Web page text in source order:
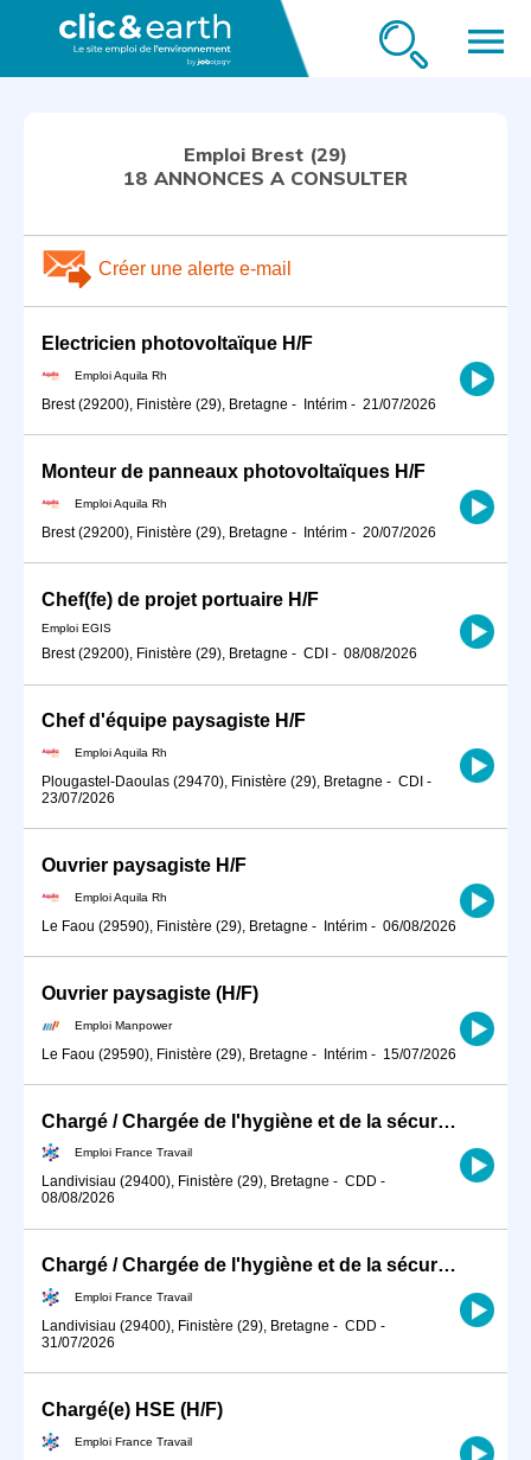
menu
Emploi Brest (29)
18 ANNONCES A CONSULTER
Créer une alerte e-mail
Electricien photovoltaïque H/F
Emploi Aquila Rh
Brest (29200), Finistère (29), Bretagne - Intérim - 21/07/2026
Monteur de panneaux photovoltaïques H/F
Emploi Aquila Rh
Brest (29200), Finistère (29), Bretagne - Intérim - 20/07/2026
Chef(fe) de projet portuaire H/F
Emploi EGIS
Brest (29200), Finistère (29), Bretagne - CDI - 08/08/2026
Chef d'équipe paysagiste H/F
Emploi Aquila Rh
Plougastel-Daoulas (29470), Finistère (29), Bretagne - CDI -
23/07/2026
Ouvrier paysagiste H/F
Emploi Aquila Rh
Le Faou (29590), Finistère (29), Bretagne - Intérim - 06/08/2026
Ouvrier paysagiste (H/F)
Emploi Manpower
Le Faou (29590), Finistère (29), Bretagne - Intérim - 15/07/2026
Chargé / Chargée de l'hygiène et de la sécurité du travail en ind (H/F)
Emploi France Travail
Landivisiau (29400), Finistère (29), Bretagne - CDD -
08/08/2026
Chargé / Chargée de l'hygiène et de la sécurité du travail en ind (H/F)
Emploi France Travail
Landivisiau (29400), Finistère (29), Bretagne - CDD -
31/07/2026
Chargé(e) HSE (H/F)
Emploi France Travail